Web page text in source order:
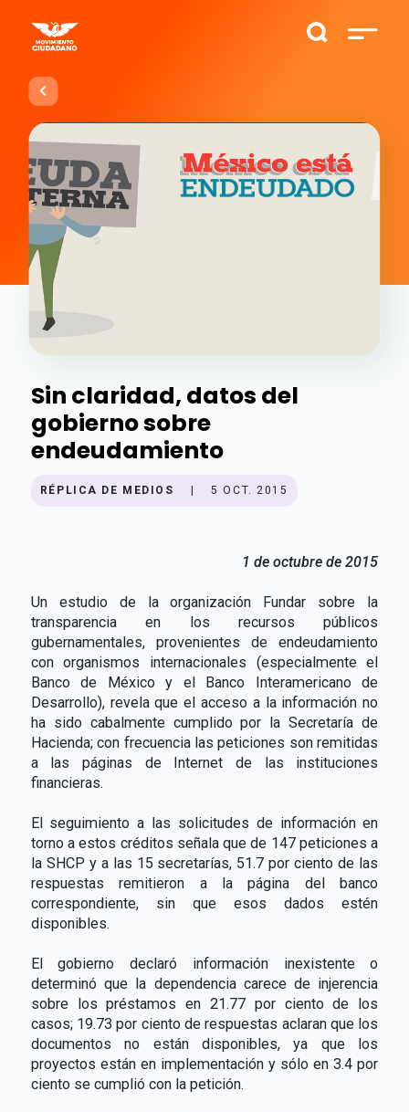
Sin claridad, datos del
gobierno sobre
endeudamiento
RÉPLICA DE MEDIOS 5 OCT. 2015
1 de octubre de 2015
Un estudio de la organización Fundar sobre la
transparencia en los recursos públicos
gubernamentales, provenientes de endeudamiento
con organismos internacionales (especialmente el
Banco de México y el Banco Interamericano de
Desarrollo), revela que el acceso a la información no
ha sido cabalmente cumplido por la Secretaría de
Hacienda; con frecuencia las peticiones son remitidas
a las páginas de Internet de las instituciones
financieras.
El seguimiento a las solicitudes de información en
torno a estos créditos señala que de 147 peticiones a
la SHCP y a las 15 secretarías, 51.7 por ciento de las
respuestas remitieron a la página del banco
correspondiente, sin que esos dados estén
disponibles.
El gobierno declaró información inexistente o
determinó que la dependencia carece de injerencia
sobre los préstamos en 21.77 por ciento de los
casos; 19.73 por ciento de respuestas aclaran que los
documentos no están disponibles, ya que los
proyectos están en implementación y sólo en 3.4 por
ciento se cumplió con la petición.